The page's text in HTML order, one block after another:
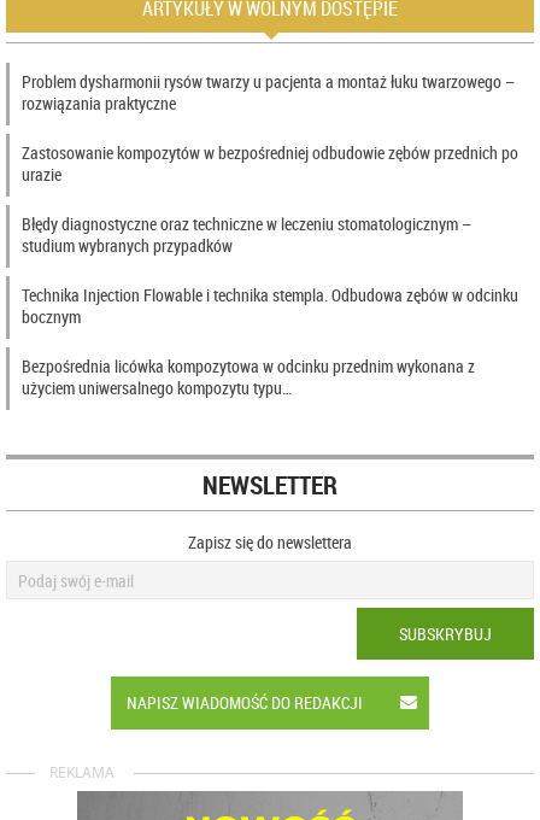
ARTYKUŁY W WOLNYM DOSTĘPIE
Problem dysharmonii rysów twarzy u pacjenta a montaż łuku twarzowego –
rozwiązania praktyczne
Zastosowanie kompozytów w bezpośredniej odbudowie zębów przednich po
urazie
Błędy diagnostyczne oraz techniczne w leczeniu stomatologicznym –
studium wybranych przypadków
Technika Injection Flowable i technika stempla. Odbudowa zębów w odcinku
bocznym
Bezpośrednia licówka kompozytowa w odcinku przednim wykonana z
użyciem uniwersalnego kompozytu typu…
NEWSLETTER
Zapisz się do newslettera
SUBSKRYBUJ
NAPISZ WIADOMOŚĆ DO REDAKCJI
REKLAMA